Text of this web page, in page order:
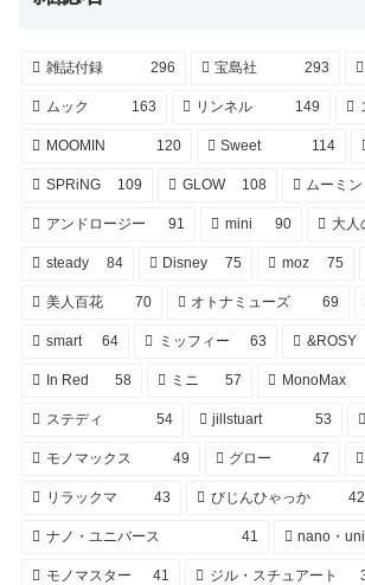
雑誌付録 296 宝島社 293
ムック 163 リンネル 149
MOOMIN 120 Sweet 114
SPRiNG 109 GLOW 108 ムーミン
アンドロージー 91 mini 90 大人
steady 84 Disney 75 moz 75
美人百花 70 オトナミューズ 69
smart 64 ミッフィー 63 &ROSY
In Red 58 ミニ 57 MonoMax
ステディ 54 jillstuart 53
モノマックス 49 グロー 47
リラックマ 43 びじんひゃっか 42
ナノ・ユニバース 41 nano・
モノマスター 41 ジル・スチュアート